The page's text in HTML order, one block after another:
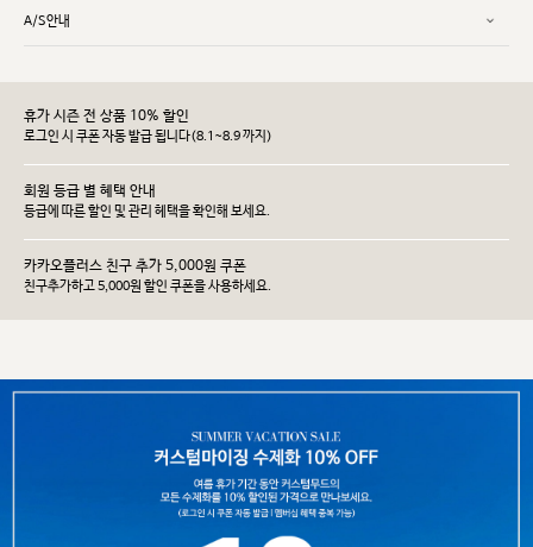
A/S안내
휴가 시즌 전 상품 10% 할인
로그인 시 쿠폰 자동 발급 됩니다(8.1~8.9 까지)
회원 등급 별 혜택 안내
등급에 따른 할인 및 관리 헤택을 확인해 보세요.
카카오플러스 친구 추가 5,000원 쿠폰
친구추가하고 5,000원 할인 쿠폰을 사용하세요.